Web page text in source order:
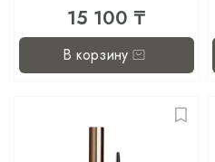
15 100 ₸
В корзину